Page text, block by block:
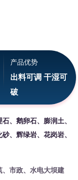
产品优势
出料可调 干湿可
破
、鹅卵石、膨润土、
、辉绿岩、花岗岩、
、市政、水电大坝建